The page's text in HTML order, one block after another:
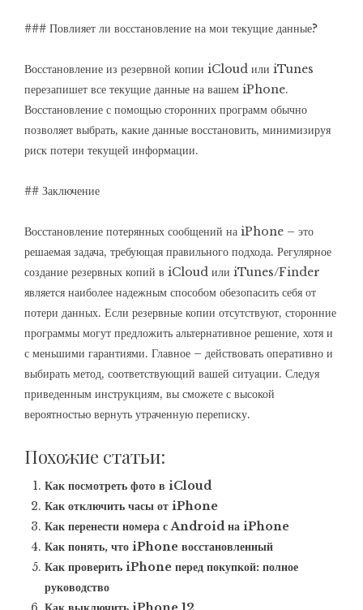
### Повлияет ли восстановление на мои текущие данные?
Восстановление из резервной копии iCloud или iTunes
перезапишет все текущие данные на вашем iPhone.
Восстановление с помощью сторонних программ обычно
позволяет выбрать, какие данные восстановить, минимизируя
риск потери текущей информации.
## Заключение
Восстановление потерянных сообщений на iPhone – это
решаемая задача, требующая правильного подхода. Регулярное
создание резервных копий в iCloud или iTunes/Finder
является наиболее надежным способом обезопасить себя от
потери данных. Если резервные копии отсутствуют, сторонние
программы могут предложить альтернативное решение, хотя и
с меньшими гарантиями. Главное – действовать оперативно и
выбирать метод, соответствующий вашей ситуации. Следуя
приведенным инструкциям, вы сможете с высокой
вероятностью вернуть утраченную переписку.
Похожие статьи:
Как посмотреть фото в iCloud
Как отключить часы от iPhone
Как перенести номера с Android на iPhone
Как понять, что iPhone восстановленный
Как проверить iPhone перед покупкой: полное
руководство